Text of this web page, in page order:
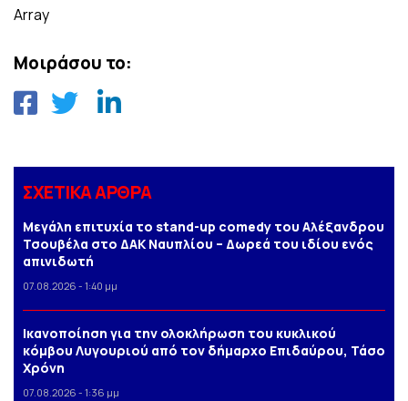
Array
Μοιράσου το:
ΣΧΕΤΙΚΑ ΑΡΘΡΑ
Μεγάλη επιτυχία το stand-up comedy του Αλέξανδρου
Τσουβέλα στο ΔΑΚ Ναυπλίου – Δωρεά του ιδίου ενός
απινιδωτή
07.08.2026 - 1:40 μμ
Iκανοποίηση για την ολοκλήρωση του κυκλικού
κόμβου Λυγουριού από τον δήμαρχο Επιδαύρου, Τάσο
Χρόνη
07.08.2026 - 1:36 μμ